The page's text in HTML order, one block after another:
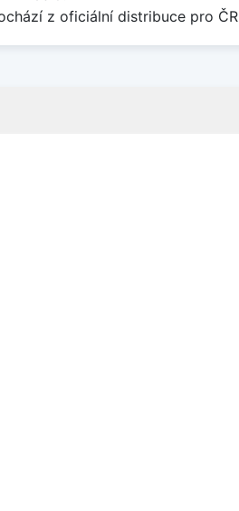
z oficiální distribuce pro ČR